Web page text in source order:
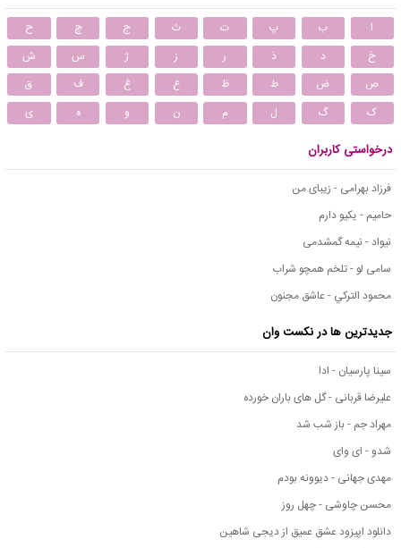
ا ب پ ت ث ج چ
ح
خ
د ذ ر ز ژ س
ش
ص
ض ط ظ ع غ ف
ق
ک
گ ل م ن و ه ی
درخواستی کاربران
فرزاد بهرامی - زیبای من
حامیم - یکیو دارم
نیواد - نیمه گمشدمی
سامی لو - تلخم همچو شراب
محمود التركي - عاشق مجنون
جدیدترین ها در نکست وان
سینا پارسیان - ادا
علیرضا قربانی - گل های باران خورده
مهراد جم - باز شب شد
شدو - ای وای
مهدی جهانی - دیوونه بودم
محسن چاوشی - چهل روز
دانلود اپیزود عشق عمیق از دیجی شاهین